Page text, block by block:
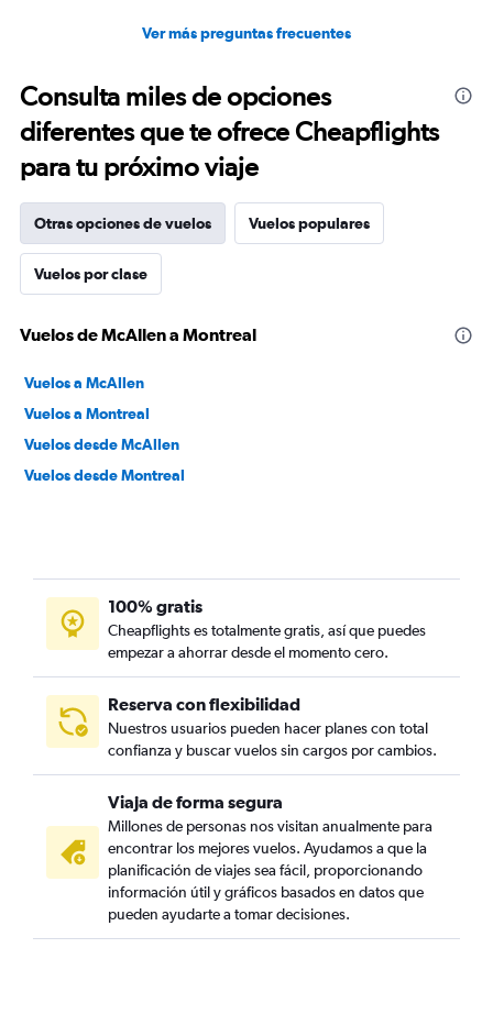
Ver más preguntas frecuentes
Consulta miles de opciones
diferentes que te ofrece Cheapflights
para tu próximo viaje
Otras opciones de vuelos Vuelos populares
Vuelos por clase
Vuelos de McAllen a Montreal
Vuelos a McAllen
Vuelos a Montreal
Vuelos desde McAllen
Vuelos desde Montreal
100% gratis
Cheapflights es totalmente gratis, así que puedes
empezar a ahorrar desde el momento cero.
Reserva con flexibilidad
Nuestros usuarios pueden hacer planes con total
confianza y buscar vuelos sin cargos por cambios.
Viaja de forma segura
Millones de personas nos visitan anualmente para
encontrar los mejores vuelos. Ayudamos a que la
planificación de viajes sea fácil, proporcionando
información útil y gráficos basados en datos que
pueden ayudarte a tomar decisiones.